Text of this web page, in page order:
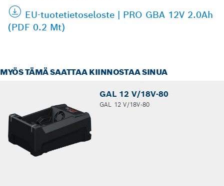
EU-tuotetietoseloste | PRO GBA 12V 2.0Ah
(PDF 0.2 Mt)
MYÖS TÄMÄ SAATTAA KIINNOSTAA SINUA
GAL 12 V/18V-80
GAL 12 V/18V-80